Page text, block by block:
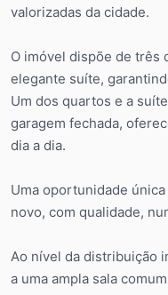
valorizadas da cidade.
O imóvel dispõe de três
elegante suíte,
Um dos quartos e a
garagem fechada,
dia a dia.
Uma oportunidade
novo, com qualidade,
Ao nível da distribuição
a uma ampla sala